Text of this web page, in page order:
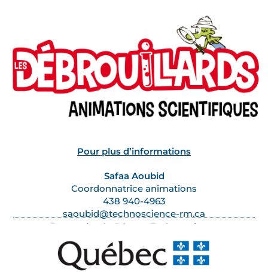
Pour plus d’informations
Safaa Aoubid
Coordonnatrice animations
438 940-4963
saoubid@technoscience-rm.ca
Partenaire du Réseau Technoscience